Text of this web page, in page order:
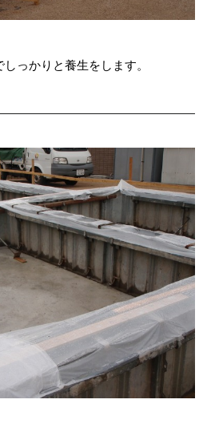
っかりと養生をします。